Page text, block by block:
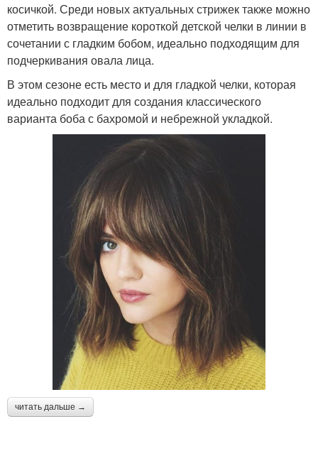
косичкой. Среди новых актуальных стрижек также можно
отметить возвращение короткой детской челки в линии в
сочетании с гладким бобом, идеально подходящим для
подчеркивания овала лица.
В этом сезоне есть место и для гладкой челки, которая
идеально подходит для создания классического
варианта боба с бахромой и небрежной укладкой.
читать дальше →